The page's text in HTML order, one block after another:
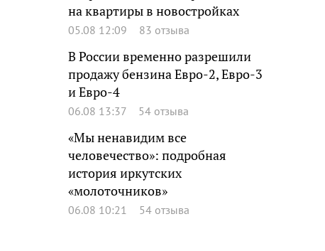
на квартиры в новостройках
05.08 12:09 83 отзыва
В России временно разрешили
продажу бензина Евро-2, Евро-3
и Евро-4
06.08 13:37 54 отзыва
«Мы ненавидим все
человечество»: подробная
история иркутских
«молоточников»
06.08 10:21 54 отзыва